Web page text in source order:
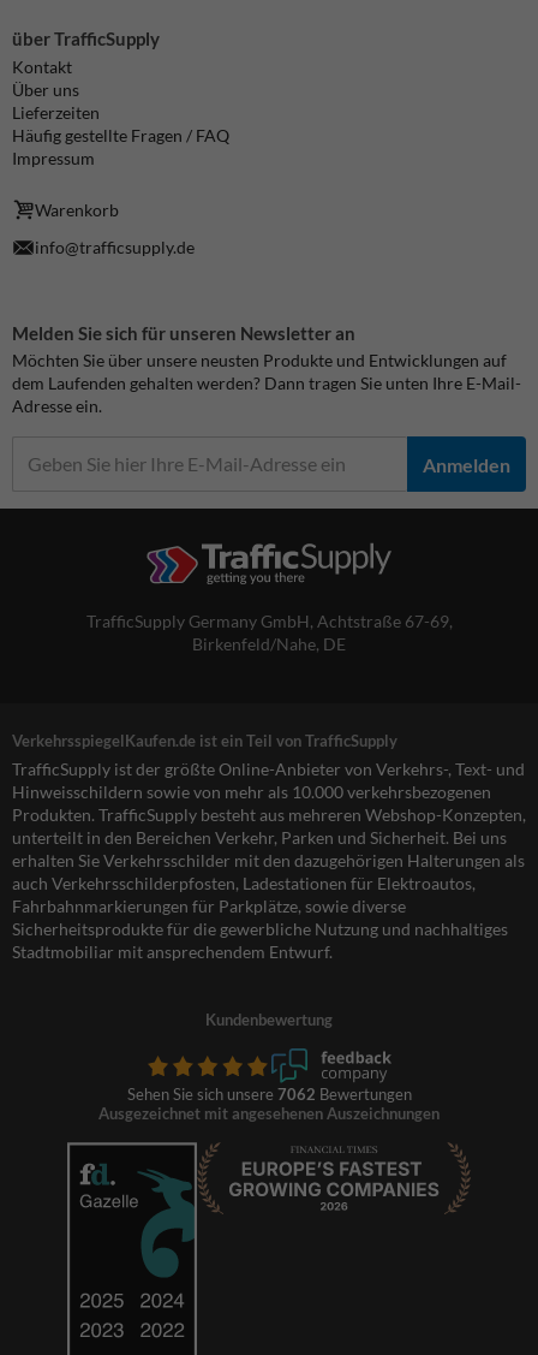
über TrafficSupply
Kontakt
Über uns
Lieferzeiten
Häufig gestellte Fragen / FAQ
Impressum
Warenkorb
info@trafficsupply.de
Melden Sie sich für unseren Newsletter an
Möchten Sie über unsere neusten Produkte und Entwicklungen auf
dem Laufenden gehalten werden? Dann tragen Sie unten Ihre E-Mail-
Adresse ein.
Anmelden
TrafficSupply Germany GmbH, Achtstraße 67-69,
Birkenfeld/Nahe, DE
VerkehrsspiegelKaufen.de ist ein Teil von TrafficSupply
TrafficSupply ist der größte Online-Anbieter von Verkehrs-, Text- und
Hinweisschildern sowie von mehr als 10.000 verkehrsbezogenen
Produkten. TrafficSupply besteht aus mehreren Webshop-Konzepten,
unterteilt in den Bereichen Verkehr, Parken und Sicherheit. Bei uns
erhalten Sie Verkehrsschilder mit den dazugehörigen Halterungen als
auch Verkehrsschilderpfosten, Ladestationen für Elektroautos,
Fahrbahnmarkierungen für Parkplätze, sowie diverse
Sicherheitsprodukte für die gewerbliche Nutzung und nachhaltiges
Stadtmobiliar mit ansprechendem Entwurf.
Kundenbewertung
Sehen Sie sich unsere 7062 Bewertungen
Ausgezeichnet mit angesehenen Auszeichnungen